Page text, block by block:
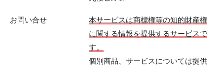
お問い合せ
本サービスは商標権等の知的財産権
に関する情報を提供するサービスで
す。
個別商品、サービスについては提供